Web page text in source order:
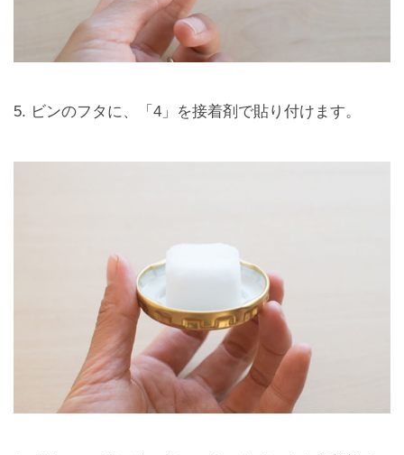
5. ビンのフタに、「4」を接着剤で貼り付けます。